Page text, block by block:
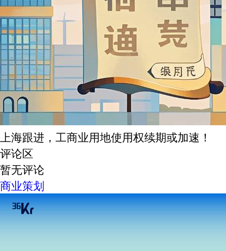
上海跟进，工商业用地使用权续期或加速！
评论区
暂无评论
商业策划